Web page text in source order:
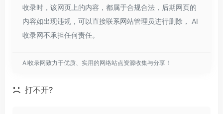
收录时，该网页上的内容，都属于合规合法，后期网页的
内容如出现违规，可以直接联系网站管理员进行删除， AI
收录网不承担任何责任。
AI收录网致力于优质、实用的网络站点资源收集与分享！
打不开?